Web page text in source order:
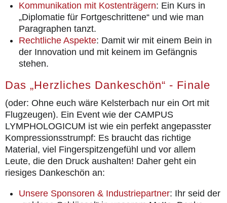
Kommunikation mit Kostenträgern: Ein Kurs in
„Diplomatie für Fortgeschrittene“ und wie man
Paragraphen tanzt.
Rechtliche Aspekte: Damit wir mit einem Bein in
der Innovation und mit keinem im Gefängnis
stehen.
Das „Herzliches Dankeschön“ - Finale
(oder: Ohne euch wäre Kelsterbach nur ein Ort mit
Flugzeugen). Ein Event wie der CAMPUS
LYMPHOLOGICUM ist wie ein perfekt angepasster
Kompressionsstrumpf: Es braucht das richtige
Material, viel Fingerspitzengefühl und vor allem
Leute, die den Druck aushalten! Daher geht ein
riesiges Dankeschön an:
Unsere Sponsoren & Industriepartner: Ihr seid der